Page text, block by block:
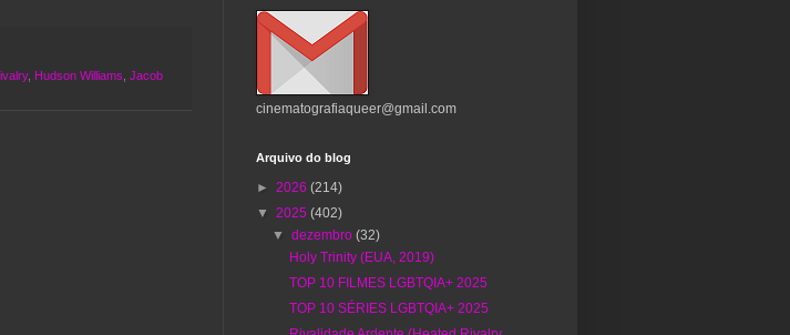
, Hudson Williams Jacob
cinematografiaqueer@gmail.com
Arquivo do blog
► 2026 (214)
▼ 2025 (402)
▼dezembro(32)
Holy Trinity (EUA, 2019)
TOP 10 FILMES LGBTQIA+ 2025
TOP 10 SÉRIES LGBTQIA+ 2025